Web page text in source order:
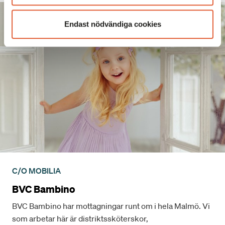
Endast nödvändiga cookies
C/O MOBILIA
BVC Bambino
BVC Bambino har mottagningar runt om i hela Malmö. Vi
som arbetar här är distriktssköterskor,